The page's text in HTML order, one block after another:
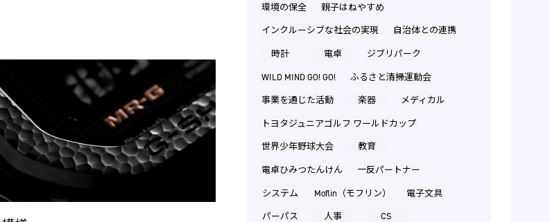
環境の保全
親子はねやすめ
インクルーシブな社会の実現
自治体との連携
時計
電卓
ジブリパーク
WILD MIND GO! GO!
ふるさと清掃運動会
事業を通じた活動
楽器
メディカル
トヨタジュニアゴルフ ワールドカップ
世界少年野球大会
教育
電卓ひみつたんけん
一反パートナー
システム
Moflin（モフリン）
電子文具
パーパス
人事
CS